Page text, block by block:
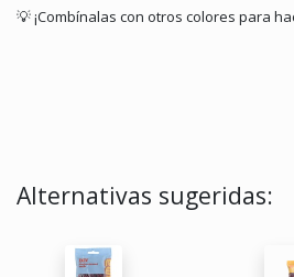
💡 ¡Combínalas con otros colores para
Alternativas sugeridas: